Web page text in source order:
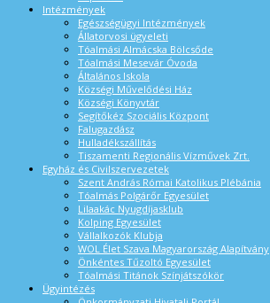
Intézmények
Egészségügyi Intézmények
Állatorvosi ügyeleti
Tóalmási Almácska Bölcsőde
Tóalmási Mesevár Óvoda
Általános Iskola
Községi Művelődési Ház
Községi Könyvtár
Segítőkéz Szociális Központ
Falugazdász
Hulladékszállítás
Tiszamenti Regionális Vízművek Zrt.
Egyház és Civilszervezetek
Szent András Római Katolikus Plébánia
Tóalmás Polgárőr Egyesület
Lilaakác Nyugdíjasklub
Kolping Egyesület
Vállalkozók Klubja
WOL Élet Szava Magyarország Alapítvány
Önkéntes Tűzoltó Egyesület
Tóalmási Titánok Színjátszókör
Ügyintézés